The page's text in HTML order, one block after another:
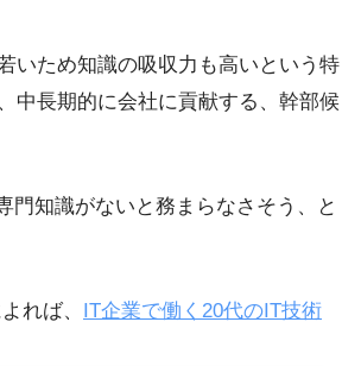
いため知識の吸収力も高いという特
中長期的に会社に貢献する、幹部候
門知識がないと務まらなさそう、と
れば、 IT企業で働く20代のIT技術